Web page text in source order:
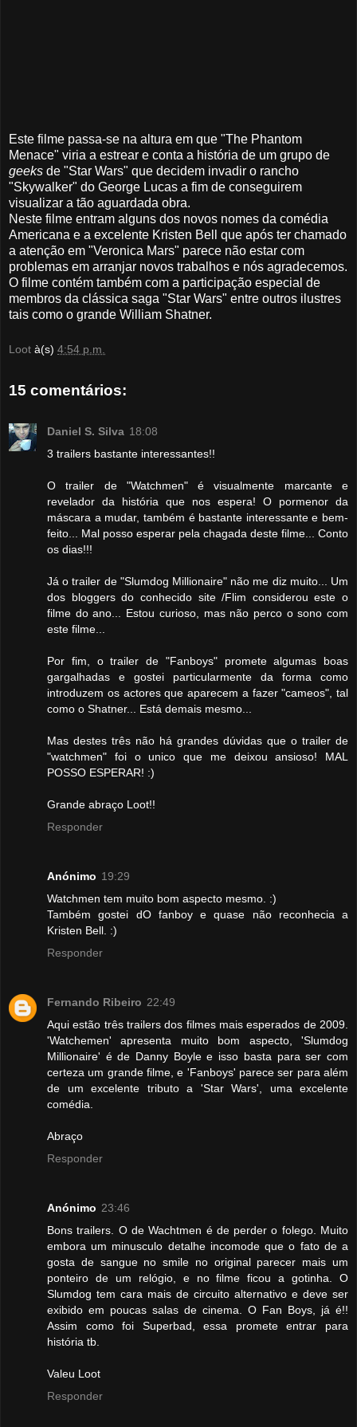
Este filme passa-se na altura em que "The Phantom
Menace" viria a estrear e conta a história de um grupo de
geeks de "Star Wars" que decidem invadir o rancho
"Skywalker" do George Lucas a fim de conseguirem
visualizar a tão aguardada obra.
Neste filme entram alguns dos novos nomes da comédia
Americana e a excelente Kristen Bell que após ter chamado
a atenção em "Veronica Mars" parece não estar com
problemas em arranjar novos trabalhos e nós agradecemos.
O filme contém também com a participação especial de
membros da clássica saga "Star Wars" entre outros ilustres
tais como o grande William Shatner.
Loot à(s) 4:54 p.m.
15 comentários:
Daniel S. Silva 18:08
3 trailers bastante interessantes!!
O trailer de "Watchmen" é visualmente marcante e
revelador da história que nos espera! O pormenor da
máscara a mudar, também é bastante interessante e bem-
feito... Mal posso esperar pela chagada deste filme... Conto
os dias!!!
Já o trailer de "Slumdog Millionaire" não me diz muito... Um
dos bloggers do conhecido site /Flim considerou este o
filme do ano... Estou curioso, mas não perco o sono com
este filme...
Por fim, o trailer de "Fanboys" promete algumas boas
gargalhadas e gostei particularmente da forma como
introduzem os actores que aparecem a fazer "cameos", tal
como o Shatner... Está demais mesmo...
Mas destes três não há grandes dúvidas que o trailer de
"watchmen" foi o unico que me deixou ansioso! MAL
POSSO ESPERAR! :)
Grande abraço Loot!!
Responder
Anónimo 19:29
Watchmen tem muito bom aspecto mesmo. :)
Também gostei dO fanboy e quase não reconhecia a
Kristen Bell. :)
Responder
Fernando Ribeiro 22:49
Aqui estão três trailers dos filmes mais esperados de 2009.
'Watchemen' apresenta muito bom aspecto, 'Slumdog
Millionaire' é de Danny Boyle e isso basta para ser com
certeza um grande filme, e 'Fanboys' parece ser para além
de um excelente tributo a 'Star Wars', uma excelente
comédia.
Abraço
Responder
Anónimo 23:46
Bons trailers. O de Wachtmen é de perder o folego. Muito
embora um minusculo detalhe incomode que o fato de a
gosta de sangue no smile no original parecer mais um
ponteiro de um relógio, e no filme ficou a gotinha. O
Slumdog tem cara mais de circuito alternativo e deve ser
exibido em poucas salas de cinema. O Fan Boys, já é!!
Assim como foi Superbad, essa promete entrar para
história tb.
Valeu Loot
Responder